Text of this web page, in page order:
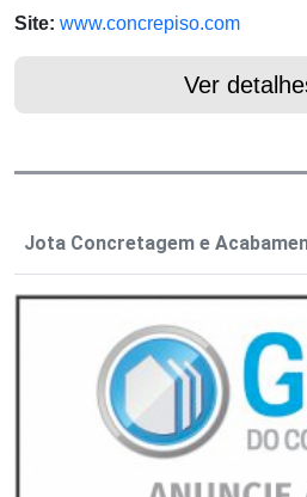
Site: www.concrepiso.com
Ver
Jota Concretagem e